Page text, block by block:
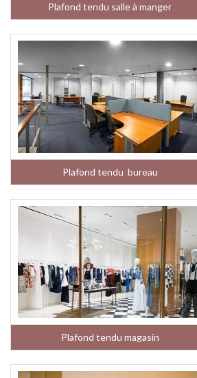
Plafond tendu salle à manger
Plafond tendu bureau
Plafond tendu magasin